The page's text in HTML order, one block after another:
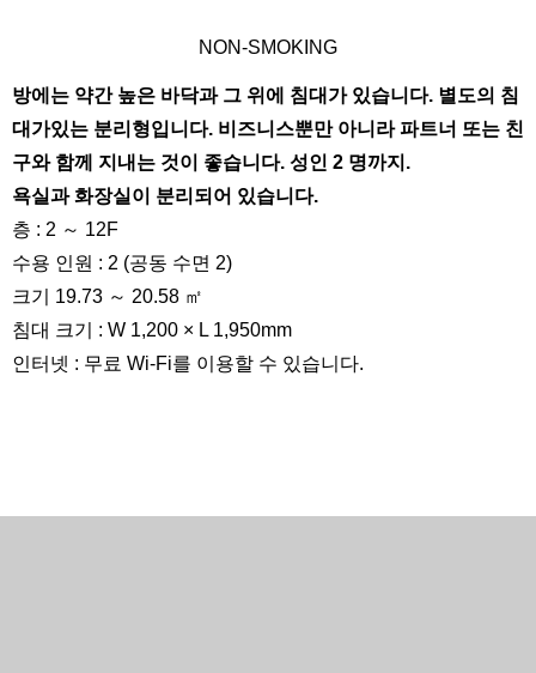
NON-SMOKING
방에는 약간 높은 바닥과 그 위에 침대가 있습니다. 별도의 침
대가있는 분리형입니다. 비즈니스뿐만 아니라 파트너 또는 친
구와 함께 지내는 것이 좋습니다. 성인 2 명까지.
욕실과 화장실이 분리되어 있습니다.
층 : 2 ～ 12F
수용 인원 : 2 (공동 수면 2)
크기 19.73 ～ 20.58 ㎡
침대 크기 : W 1,200 × L 1,950mm
인터넷 : 무료 Wi-Fi를 이용할 수 있습니다.